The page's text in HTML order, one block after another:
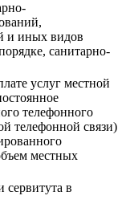
и иных видов
санитарно-
услуг местной
телефонного
телефонной связи)
местных
сервитута в